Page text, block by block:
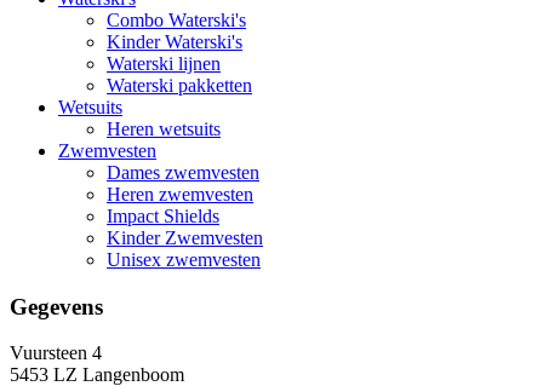
Combo Waterski's
Kinder Waterski's
Waterski lijnen
Waterski pakketten
Wetsuits
Heren wetsuits
Zwemvesten
Dames zwemvesten
Heren zwemvesten
Impact Shields
Kinder Zwemvesten
Unisex zwemvesten
Gegevens
Vuursteen 4
5453 LZ Langenboom